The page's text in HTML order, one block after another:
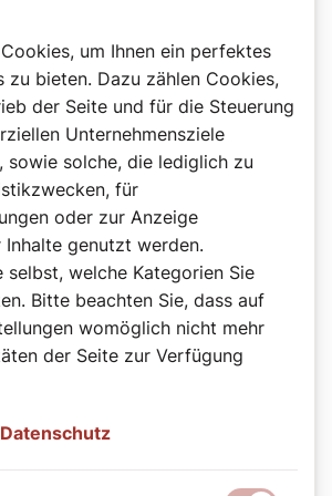
um Ihnen ein perfektes
zu bieten. Dazu zählen Cookies,
der Seite und für die Steuerung
Unternehmensziele
sowie solche, die lediglich zu
für
oder zur Anzeige
genutzt werden.
selbst, welche Kategorien Sie
Bitte beachten Sie, dass auf
womöglich nicht mehr
der Seite zur Verfügung
Datenschutz